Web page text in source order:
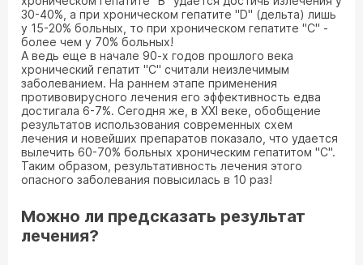
30-40%, а при хроническом гепатите "D" (дельта) лишь
у 15-20% больных, то при хроническом гепатите "С" -
более чем у 70% больных!
А ведь еще в начале 90-х годов прошлого века
хронический гепатит "С" считали неизлечимым
заболеванием. На раннем этапе применения
противовирусного лечения его эффективность едва
достигала 6-7%. Сегодня же, в XXI веке, обобщение
результатов использования современных схем
лечения и новейших препаратов показало, что удается
вылечить 60-70% больных хроническим гепатитом "С".
Таким образом, результативность лечения этого
опасного заболевания повысилась в 10 раз!
Можно ли предсказать результат
лечения?